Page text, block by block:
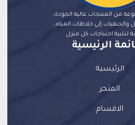
من المنتجات عالية الجودة،
إلى خلاطات المياه،
احتياجات كل منزل
الرئيسية
الرئيسية
المتجر
الاقسام